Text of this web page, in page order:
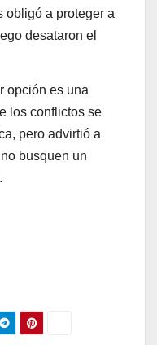
obligó a proteger a
desataron el
opción es una
los conflictos se
pero advirtió a
busquen un